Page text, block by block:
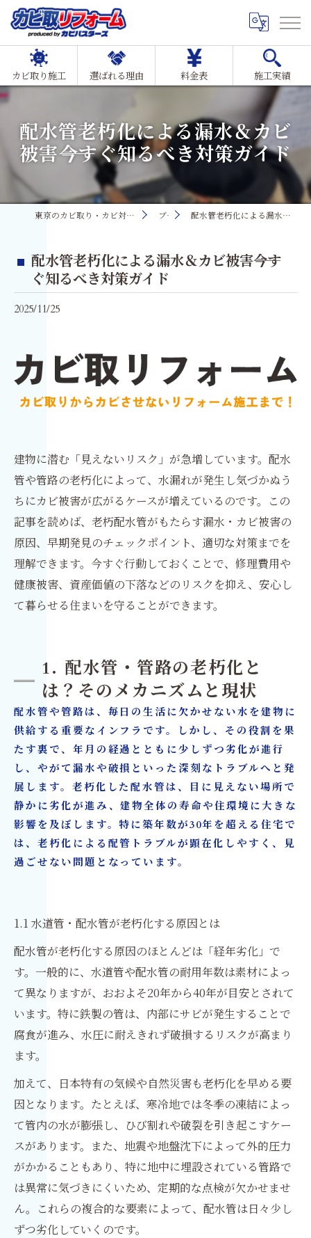
カビ取り施工 選ばれる理由 料金表 施工実績
配水管老朽化による漏水＆カビ
被害――今すぐ知るべき対策ガイド
東京のカビ取り・カビ対策ならMIST工法®カビ取リフォーム ブログ 配水管老朽化による漏水＆カビ被害――今すぐ知るべき対策ガイド
配水管老朽化による漏水＆カビ被害――今す
ぐ知るべき対策ガイド
2025/11/25
建物に潜む「見えないリスク」が急増しています。配水
管や管路の老朽化によって、水漏れが発生し気づかぬう
ちにカビ被害が広がるケースが増えているのです。この
記事を読めば、老朽配水管がもたらす漏水・カビ被害の
原因、早期発見のチェックポイント、適切な対策までを
理解できます。今すぐ行動しておくことで、修理費用や
健康被害、資産価値の下落などのリスクを抑え、安心し
て暮らせる住まいを守ることができます。
1. 配水管・管路の老朽化と
は？そのメカニズムと現状
配水管や管路は、毎日の生活に欠かせない水を建物に
供給する重要なインフラです。しかし、その役割を果
たす裏で、年月の経過とともに少しずつ劣化が進行
し、やがて漏水や破損といった深刻なトラブルへと発
展します。老朽化した配水管は、目に見えない場所で
静かに劣化が進み、建物全体の寿命や住環境に大きな
影響を及ぼします。特に築年数が30年を超える住宅で
は、老朽化による配管トラブルが顕在化しやすく、見
過ごせない問題となっています。
1.1 水道管・配水管が老朽化する原因とは
配水管が老朽化する原因のほとんどは「経年劣化」で
す。一般的に、水道管や配水管の耐用年数は素材によっ
て異なりますが、おおよそ20年から40年が目安とされて
います。特に鉄製の管は、内部にサビが発生することで
腐食が進み、水圧に耐えきれず破損するリスクが高まり
ます。
加えて、日本特有の気候や自然災害も老朽化を早める要
因となります。たとえば、寒冷地では冬季の凍結によっ
て管内の水が膨張し、ひび割れや破裂を引き起こすケー
スがあります。また、地震や地盤沈下によって外的圧力
がかかることもあり、特に地中に埋設されている管路で
は異常に気づきにくいため、定期的な点検が欠かせませ
ん。これらの複合的な要素によって、配水管は日々少し
ずつ劣化していくのです。